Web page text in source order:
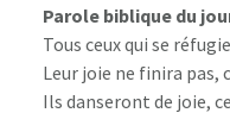
Parole biblique du
Tous ceux qui se
Leur joie ne finira pas,
Ils danseront de joie,